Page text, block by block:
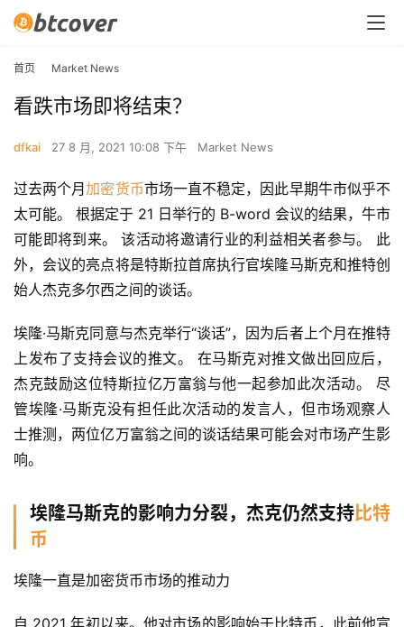
首页 Market News
看跌市场即将结束？
dfkai 27 8 月, 2021 10:08 下午 Market News
过去两个月加密货币市场一直不稳定，因此早期牛市似乎不
太可能。 根据定于 21 日举行的 B-word 会议的结果，牛市
可能即将到来。 该活动将邀请行业的利益相关者参与。 此
外，会议的亮点将是特斯拉首席执行官埃隆马斯克和推特创
始人杰克多尔西之间的谈话。
埃隆·马斯克同意与杰克举行“谈话”，因为后者上个月在推特
上发布了支持会议的推文。 在马斯克对推文做出回应后，
杰克鼓励这位特斯拉亿万富翁与他一起参加此次活动。 尽
管埃隆·马斯克没有担任此次活动的发言人，但市场观察人
士推测，两位亿万富翁之间的谈话结果可能会对市场产生影
响。
埃隆马斯克的影响力分裂，杰克仍然支持比特
币
埃隆一直是加密货币市场的推动力